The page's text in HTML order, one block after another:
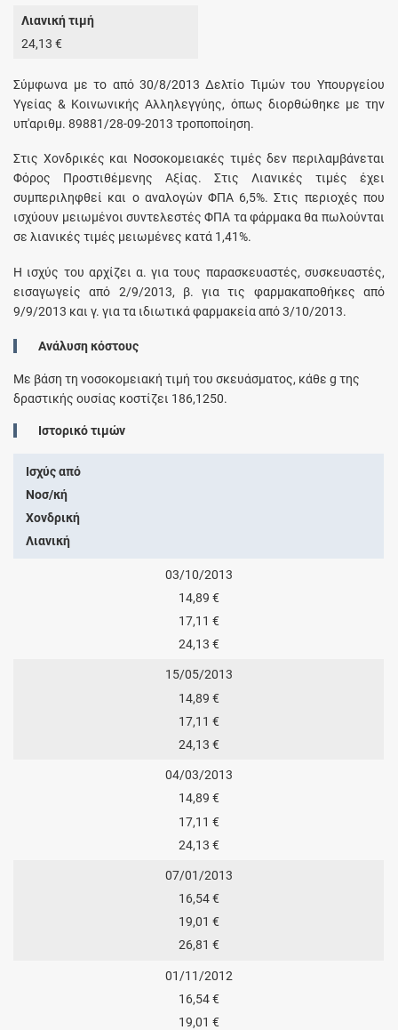
Λιανική τιμή
24,13 €
Σύμφωνα με το από 30/8/2013 Δελτίο Τιμών του Υπουργείου
Υγείας & Κοινωνικής Αλληλεγγύης, όπως διορθώθηκε με την
υπ'αριθμ. 89881/28-09-2013 τροποποίηση.
Στις Χονδρικές και Νοσοκομειακές τιμές δεν περιλαμβάνεται
Φόρος Προστιθέμενης Αξίας. Στις Λιανικές τιμές έχει
συμπεριληφθεί και ο αναλογών ΦΠΑ 6,5%. Στις περιοχές που
ισχύουν μειωμένοι συντελεστές ΦΠΑ τα φάρμακα θα πωλούνται
σε λιανικές τιμές μειωμένες κατά 1,41%.
Η ισχύς του αρχίζει α. για τους παρασκευαστές, συσκευαστές,
εισαγωγείς από 2/9/2013, β. για τις φαρμακαποθήκες από
9/9/2013 και γ. για τα ιδιωτικά φαρμακεία από 3/10/2013.
Ανάλυση κόστους
Με βάση τη νοσοκομειακή τιμή του σκευάσματος, κάθεg της
δραστικής ουσίας κοστίζει 186,1250.
Ιστορικό τιμών
Ισχύς από
Νοσ/κή
Χονδρική
Λιανική
03/10/2013
14,89 €
17,11 €
24,13 €
15/05/2013
14,89 €
17,11 €
24,13 €
04/03/2013
14,89 €
17,11 €
24,13 €
07/01/2013
16,54 €
19,01 €
26,81 €
01/11/2012
16,54 €
19,01 €